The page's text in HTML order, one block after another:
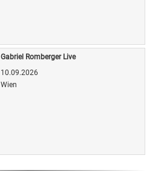
Gabriel Romberger Live
10.09.2026
Wien